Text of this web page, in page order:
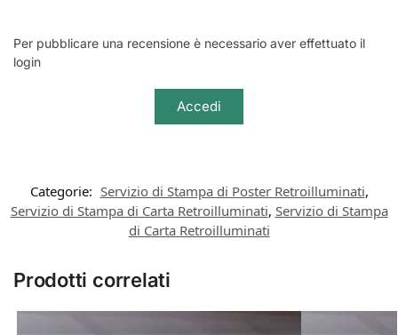
Per pubblicare una recensione è necessario aver effettuato il
login
Accedi
Categorie: Servizio di Stampa di Poster Retroilluminati,
Servizio di Stampa di Carta Retroilluminati, Servizio di Stampa
di Carta Retroilluminati
Prodotti correlati